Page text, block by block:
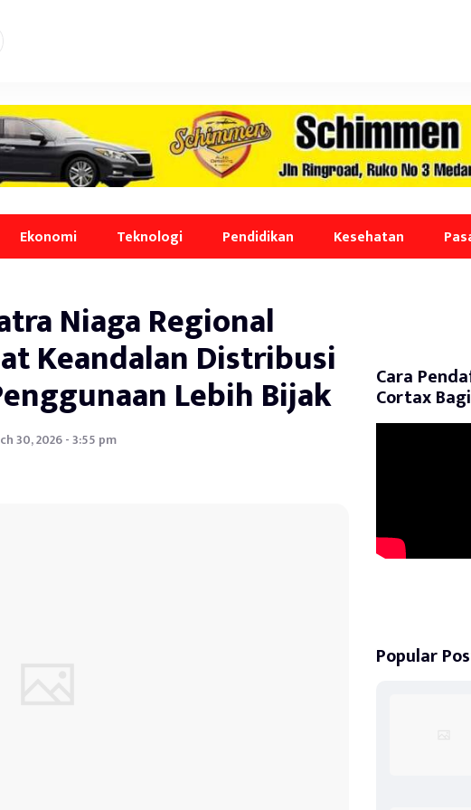
Ekonomi Teknologi Pendidikan Kesehatan
Niaga Regional
Keandalan Distribusi
Lebih Bijak
30, 2026 - 3:55 pm
Cara
Cortax
Popular